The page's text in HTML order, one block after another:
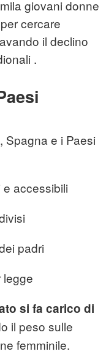
giovani donne
cercare
il declino
.
Spagna e i Paesi
accessibili
padri
legge
si fa carico di
il peso sulle
femminile.